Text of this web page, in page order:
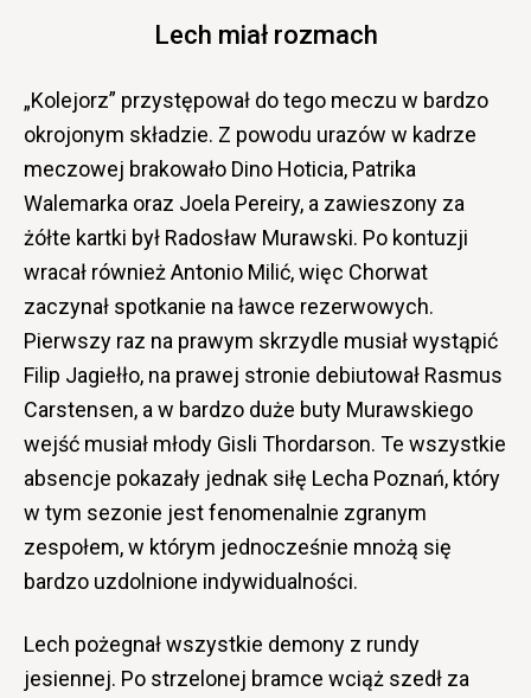
Lech miał rozmach
„Kolejorz” przystępował do tego meczu w bardzo
okrojonym składzie. Z powodu urazów w kadrze
meczowej brakowało Dino Hoticia, Patrika
Walemarka oraz Joela Pereiry, a zawieszony za
żółte kartki był Radosław Murawski. Po kontuzji
wracał również Antonio Milić, więc Chorwat
zaczynał spotkanie na ławce rezerwowych.
Pierwszy raz na prawym skrzydle musiał wystąpić
Filip Jagiełło, na prawej stronie debiutował Rasmus
Carstensen, a w bardzo duże buty Murawskiego
wejść musiał młody Gisli Thordarson. Te wszystkie
absencje pokazały jednak siłę Lecha Poznań, który
w tym sezonie jest fenomenalnie zgranym
zespołem, w którym jednocześnie mnożą się
bardzo uzdolnione indywidualności.
Lech pożegnał wszystkie demony z rundy
jesiennej. Po strzelonej bramce wciąż szedł za